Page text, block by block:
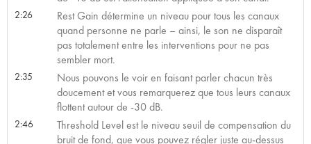
2:26
Rest Gain détermine un niveau pour tous les canaux
quand personne ne parle – ainsi, le son ne disparaît
pas totalement entre les interventions pour ne pas
sembler mort.
2:35
Nous pouvons le voir en faisant parler chacun très
doucement et vous remarquerez que tous leurs canaux
flottent autour de -30 dB.
2:46
Threshold Level est le niveau seuil de compensation du
bruit de fond, que vous pouvez régler juste au-dessus